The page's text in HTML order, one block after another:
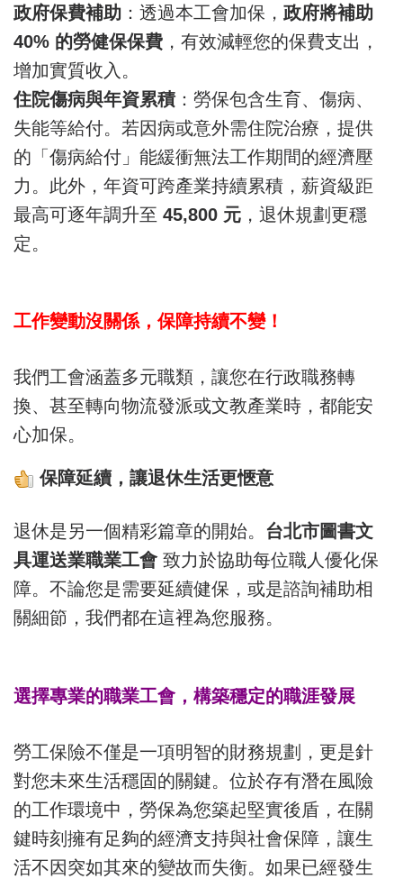
政府保費補助 ：透過本工會加保， 政府將補助
40% 的勞健保保費 ，有效減輕您的保費支出，
增加實質收入。
住院傷病與年資累積：勞保包含生育、傷病、
失能等給付。若因病或意外需住院治療，提供
的「傷病給付」能緩衝無法工作期間的經濟壓
力。此外，年資可跨產業持續累積，薪資級距
最高可逐年調升至 45,800 元 ，退休規劃更穩
定。
工作變動沒關係，保障持續不變！
我們工會涵蓋多元職類，讓您在行政職務轉
換、甚至轉向物流發派或文教產業時，都能安
心加保。
保障延續，讓退休生活更愜意
退休是另一個精彩篇章的開始。 台北市圖書文
具運送業職業工會 致力於協助每位職人優化保
障。不論您是需要延續健保，或是諮詢補助相
關細節，我們都在這裡為您服務。
選擇專業的職業工會，構築穩定的職涯發展
勞工保險不僅是一項明智的財務規劃，更是針
對您未來生活穩固的關鍵。位於存有潛在風險
的工作環境中，勞保為您築起堅實後盾，在關
鍵時刻擁有足夠的經濟支持與社會保障，讓生
活不因突如其來的變故而失衡。如果已經發生